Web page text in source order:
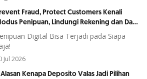
Fraud, Protect Customers Kenali
Penipuan, Lindungi Rekening dan Data
AndaDigital Bisa Terjadi pada Siapa
Jul 2026
Kenapa Deposito Valas Jadi Pilihan